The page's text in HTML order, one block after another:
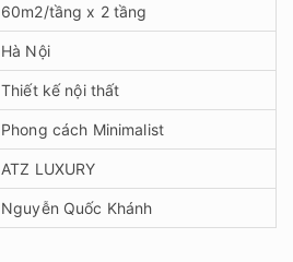
60m2/tầng x 2 tầng
Hà Nội
Thiết kế nội thất
Phong cách Minimalist
ATZ LUXURY
Nguyễn Quốc Khánh